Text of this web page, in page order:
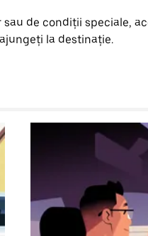
de condiții speciale,
la destinație.